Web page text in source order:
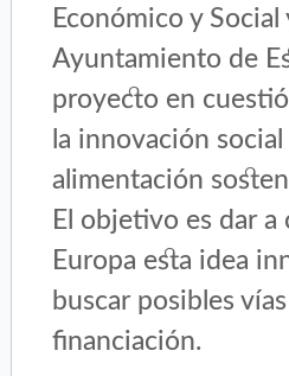
Económico y Social
Ayuntamiento de
proyecto en
la innovación
alimentación
El objetivo es dar a
Europa esta idea
buscar posibles
financiación.